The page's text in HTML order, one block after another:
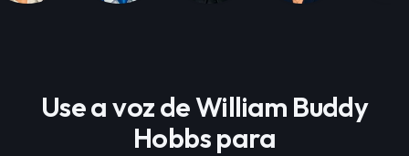
Use a voz de William Buddy
Hobbs para